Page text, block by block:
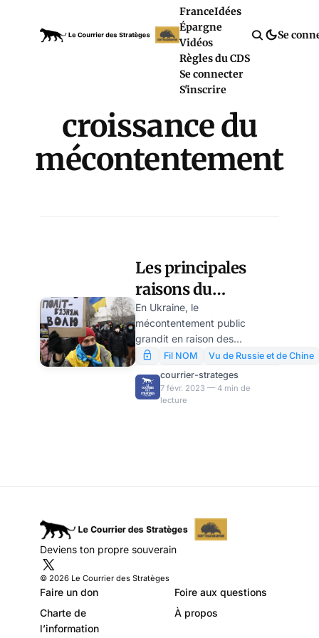
FranceIdées
Épargne
Vidéos
Règles du CDS
Se connecter
S'inscrire
Se
croissance du
mécontentement
Les principales
raisons du
mécontentement
croissant en
Ukraine, par
Actualcomment
En Ukraine, le
mécontentement public
grandit en raison des
scandales de corruption, de la
mobilisation forcée et des
problèmes énergétiques, selon
les experts.
Fil NOM
Vu de Russie et de Chine
courrier-strateges
7 févr. 2023 — 4 min de
lecture
Deviens ton propre souverain
© 2026 Le Courrier des Stratèges
Faire un don
Foire aux questions
Charte de
l’information
À propos